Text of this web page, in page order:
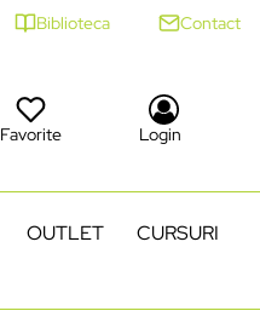
Biblioteca Contact
Favorite Login
OUTLET CURSURI